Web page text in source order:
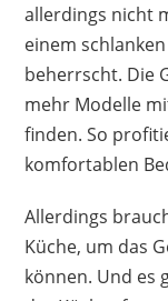
allerdings nicht
einem
beherrscht. Die
mehr Modelle
finden. So
komfortablen
Allerdings
Küche, um das
können. Und es